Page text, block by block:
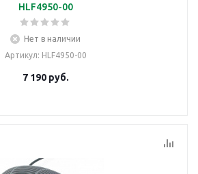
HLF4950-00
Нет в наличии
Артикул: HLF4950-00
7 190руб.